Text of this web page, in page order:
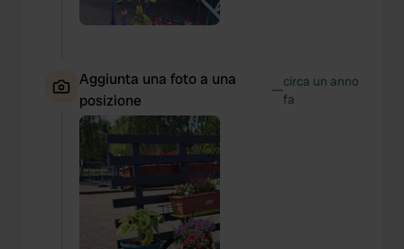
Aggiunta una foto a una
posizione
—circa un anno
fa